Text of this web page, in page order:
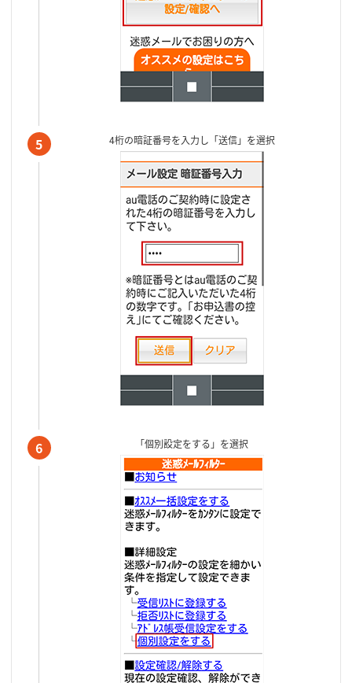
5 4桁の暗証番号を入力し「送信」を選択
6 「個別設定をする」を選択